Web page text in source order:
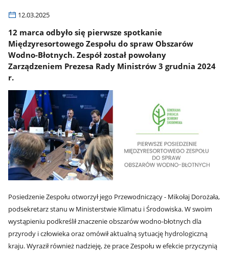
12.03.2025
12 marca odbyło się pierwsze spotkanie
Międzyresortowego Zespołu do spraw Obszarów
Wodno-Błotnych. Zespół został powołany
Zarządzeniem Prezesa Rady Ministrów 3 grudnia 2024
r.
Posiedzenie Zespołu otworzył jego Przewodniczący - Mikołaj Dorożała,
podsekretarz stanu w Ministerstwie Klimatu i Środowiska. W swoim
wystąpieniu podkreślił znaczenie obszarów wodno-błotnych dla
przyrody i człowieka oraz omówił aktualną sytuację hydrologiczną
kraju. Wyraził również nadzieję, że prace Zespołu w efekcie przyczynią